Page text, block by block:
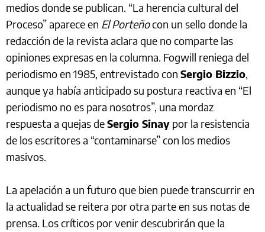
medios donde se publican. “La herencia cultural del
Proceso” aparece en El Porteñocon un sello donde la
redacción de la revista aclara que no comparte las
opiniones expresas en la columna. Fogwill reniega del
periodismo en 1985, entrevistado con Sergio Bizzio,
aunque ya había anticipado su postura reactiva en “El
periodismo no es para nosotros”, una mordaz
respuesta a quejas deSergio Sinay por la resistencia
de los escritores a “contaminarse” con los medios
masivos.
La apelación a un futuro que bien puede transcurrir en
la actualidad se reitera por otra parte en sus notas de
prensa. Los críticos por venir descubrirán que la